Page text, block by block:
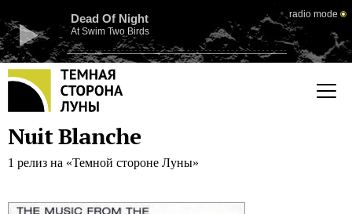
Dead Of Night
At Swim Two Birds
radio mode
Nuit Blanche
1 релиз на «Темной стороне Луны»